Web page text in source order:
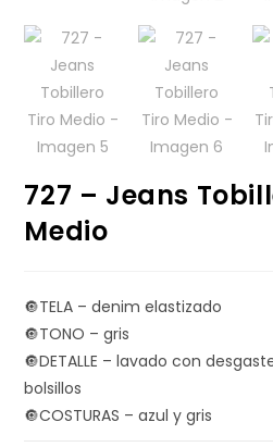
727 – Jeans
Medio
🔘TELA – denim elastizado
🔘TONO – gris
🔘DETALLE – lavado con
bolsillos
🔘COSTURAS – azul y gris